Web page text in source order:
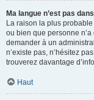
Ma langue n’est pas
La raison la plus
ou bien que personne
demander à un
n’existe pas, n’hésitez
trouverez davantage
Haut